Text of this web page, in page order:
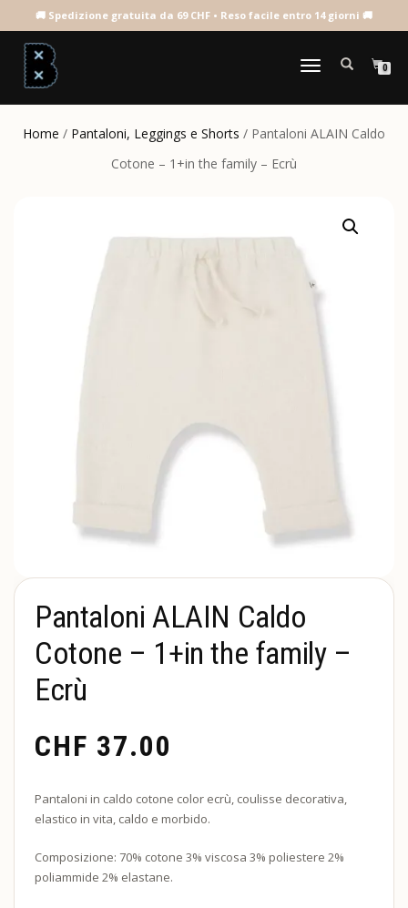
NAVIGAZIONE
0
Home / Pantaloni, Leggings e Shorts / Pantaloni ALAIN Caldo
Cotone – 1+in the family – Ecrù
Pantaloni ALAIN Caldo
Cotone – 1+in the family –
Ecrù
CHF 37.00
Pantaloni in caldo cotone color ecrù, coulisse decorativa,
elastico in vita, caldo e morbido.
Composizione: 70% cotone 3% viscosa 3% poliestere 2%
poliammide 2% elastane.